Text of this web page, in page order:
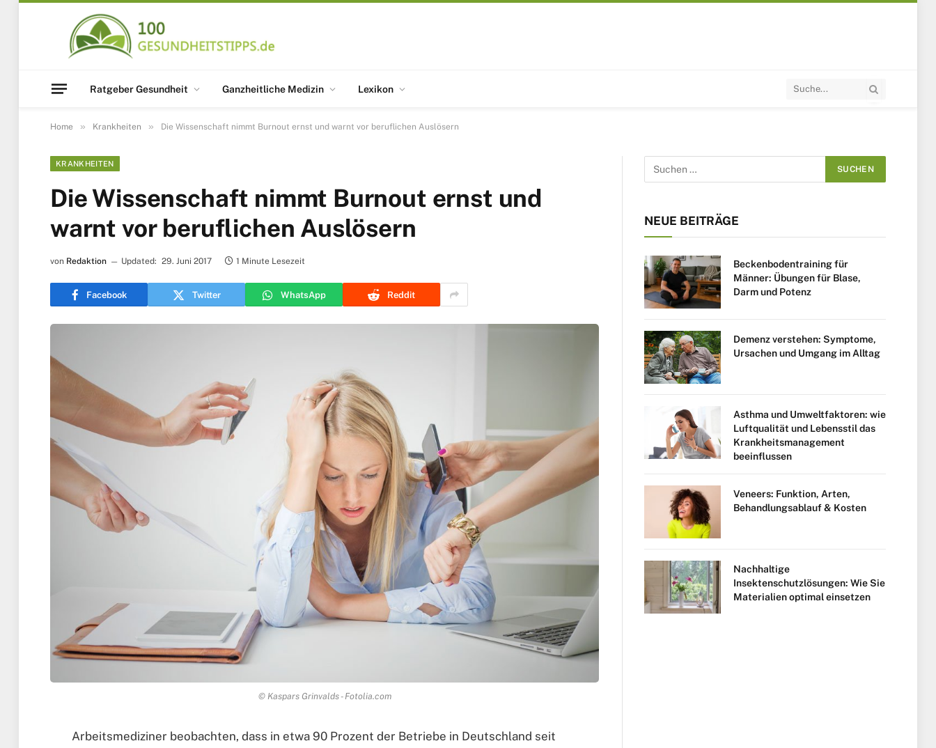
Ratgeber Gesundheit Ganzheitliche Medizin Lexikon
Home » Krankheiten » Die Wissenschaft nimmt Burnout ernst und warnt vor beruflichen Auslösern
KRANKHEITEN
Die Wissenschaft nimmt Burnout ernst und
warnt vor beruflichen Auslösern
von Redaktion Updated: 29. Juni 2017 1 Minute Lesezeit
Facebook Twitter WhatsApp Reddit
© Kaspars Grinvalds - Fotolia.com
Arbeitsmediziner beobachten, dass in etwa 90 Prozent der Betriebe in Deutschland seit
NEUE BEITRÄGE
Beckenbodentraining für
Männer: Übungen für Blase,
Darm und Potenz
Demenz verstehen: Symptome,
Ursachen und Umgang im Alltag
Asthma und Umweltfaktoren: wie
Luftqualität und Lebensstil das
Krankheitsmanagement
beeinflussen
Veneers: Funktion, Arten,
Behandlungsablauf & Kosten
Nachhaltige
Insektenschutzlösungen: Wie Sie
Materialien optimal einsetzen